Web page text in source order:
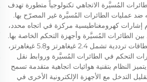
المُسيَّرة الاتجاهي تكنولوجياً متطورة تهدف
عمليات الطائرات المُسيَّرة غير المصرّح بها.
إشارات كهرومغناطيسية مركزة في اتجاه محدد،
الطائرات المُسيَّرة وأجهزة التحكم الخاصة بها.
يعمل الجهاز على عدة نطاقات ترددية تشمل 2.4 غيغاهرتز و5.8 غيغاهرتز،
التحكم في الطائرات المُسيَّرة وروابط نقل
النظام بتقنية هوائيات اتجاهية متقدمة تسمح
التدخل مع الأجهزة الإلكترونية الأخرى في